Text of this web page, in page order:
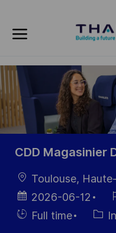
-
CDD Magasinier
Ort
Toulouse,
Datum der
Veröffentlichung
2026-06-12
ID
Einstellunngstyp
Full time